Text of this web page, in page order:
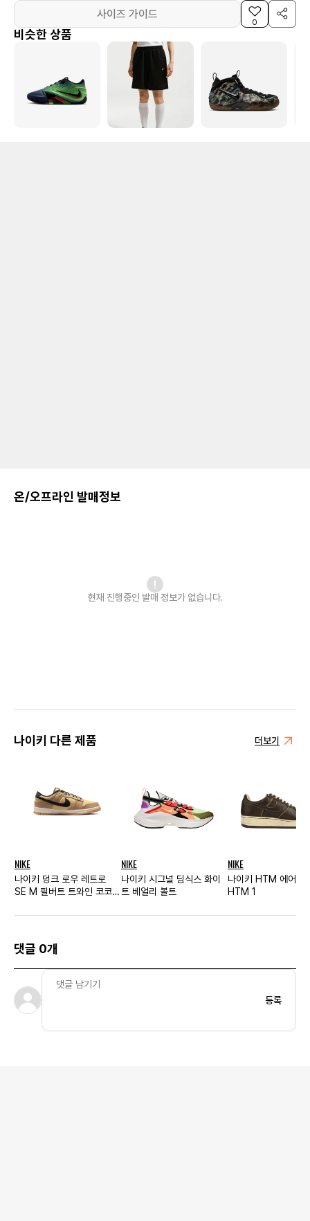
사이즈 가이드
0
비슷한 상품
온/오프라인 발매정보
현재 진행중인 발매 정보가 없습니다.
나이키 다른 제품 더보기
NIKE
나이키 덩크 로우 레트로
SE M 필버트 트와인 코코
NIKE
나이키 시그널 딤식스 화이
트 베얼리 볼트
NIKE
나이키 HTM 에어포
HTM 1
댓글 0개
등록